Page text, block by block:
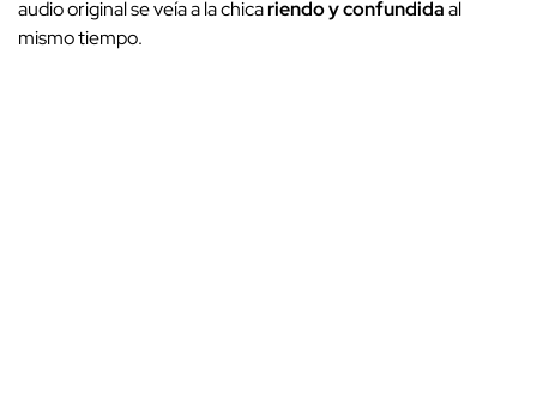
audio original se veía a la chicariendo y confundidaal
mismo tiempo.